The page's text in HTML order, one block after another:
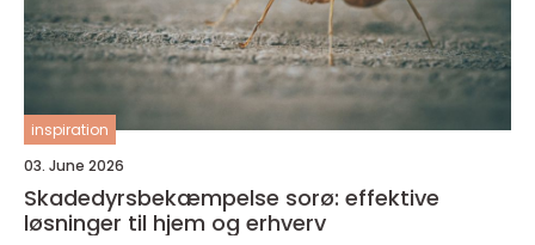
inspiration
03. June 2026
Skadedyrsbekæmpelse sorø: effektive
løsninger til hjem og erhverv